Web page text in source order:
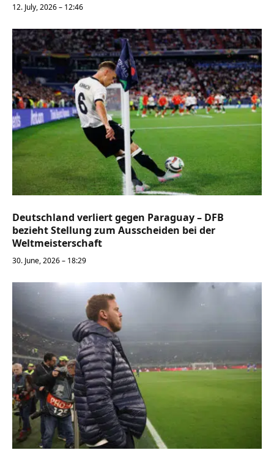
12. July, 2026 – 12:46
Deutschland verliert gegen Paraguay – DFB
bezieht Stellung zum Ausscheiden bei der
Weltmeisterschaft
30. June, 2026 – 18:29